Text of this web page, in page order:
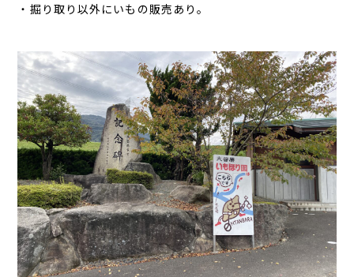
・掘り取り以外にいもの販売あり。